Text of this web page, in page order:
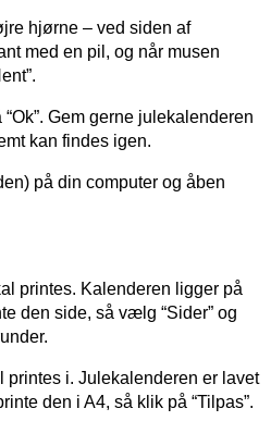
hjørne – ved siden af
med en pil, og når musen
Gem gerne julekalenderen
kan findes igen.
på din computer og åben
printes. Kalenderen ligger på
den side, så vælg “Sider” og
i. Julekalenderen er lavet
den i A4, så klik på “Tilpas”.